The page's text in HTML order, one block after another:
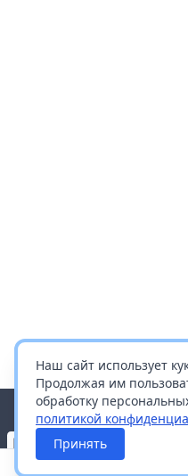
Наш сайт использует
Продолжая им
обработку
политикой
Принять